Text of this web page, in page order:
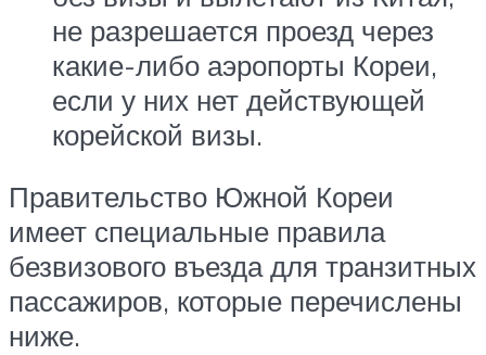
не разрешается проезд через
какие-либо аэропорты Кореи,
если у них нет действующей
корейской визы.
Правительство Южной Кореи
имеет специальные правила
безвизового въезда для транзитных
пассажиров, которые перечислены
ниже.